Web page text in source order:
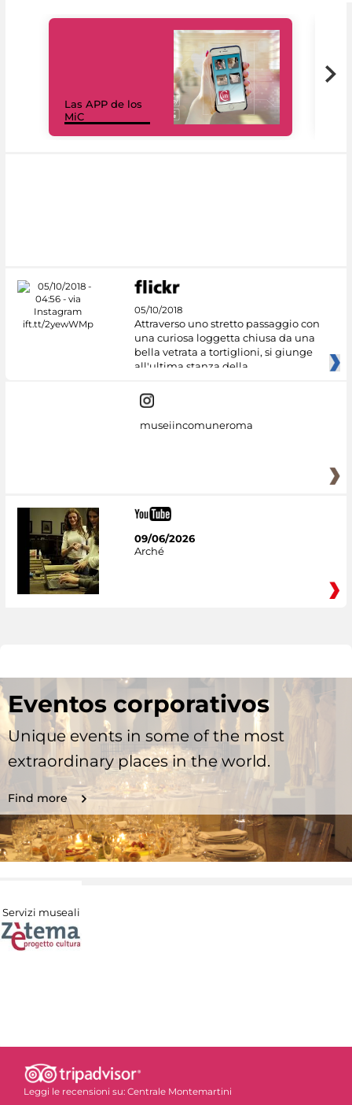
Las APP de los
MiC
05/10/2018
Attraverso uno stretto passaggio con
una curiosa loggetta chiusa da una
bella vetrata a tortiglioni, si giunge
all'ultima stanza della
museiincomuneroma
09/06/2026
Arché
Eventos corporativos
Unique events in some of the most
extraordinary places in the world.
Find more
Servizi museali
Leggi le recensioni su: Centrale Montemartini